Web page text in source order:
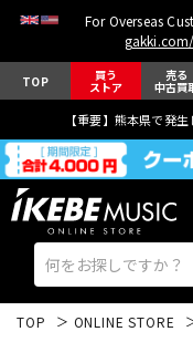
For Overseas
gakki.com/
TOP 買う
ストア
売る
中古買
【重要】熊本県で発
TOP ONLINE STORE